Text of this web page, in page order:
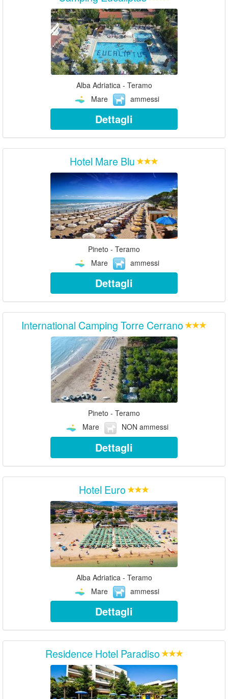
Alba Adriatica - Teramo
Mare
ammessi
Dettagli
Hotel Mare Blu
Pineto - Teramo
Mare
ammessi
Dettagli
International Camping Torre Cerrano
Pineto - Teramo
Mare
NON ammessi
Dettagli
Hotel Euro
Alba Adriatica - Teramo
Mare
ammessi
Dettagli
Residence Hotel Paradiso